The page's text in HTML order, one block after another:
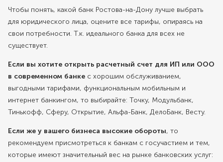
Чтобы понять, какой банк Ростова-на-Дону лучше выбрать
для юридического лица, оцените все тарифы, опираясь на
свои потребности. Т.к. идеального банка для всех не
существует.
Если вы хотите открыть расчетный счет для ИП или ООО
в современном банке с хорошим обслуживанием,
выгодными тарифами, функциональным мобильным и
интернет банкингом, то выбирайте: Точку, Модульбанк,
Тинькофф, Сферу, Открытие, Альфа-Банк, ДелоБанк, Весту.
Если же у вашего бизнеса высокие обороты, то
рекомендуем присмотреться к банкам с госучастием и тем,
которые имеют значительный вес на рынке банковских услуг: